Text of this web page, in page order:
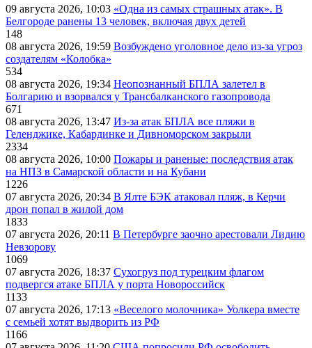
09 августа 2026, 10:03 «Одна из самых страшных атак». В
Белгороде ранены 13 человек, включая двух детей
148
08 августа 2026, 19:59 Возбуждено уголовное дело из-за угроз
создателям «Колобка»
534
08 августа 2026, 19:34 Неопознанный БПЛА залетел в
Болгарию и взорвался у Трансбалканского газопровода
671
08 августа 2026, 13:47 Из-за атак БПЛА все пляжи в
Геленджике, Кабардинке и Дивноморском закрыли
2334
08 августа 2026, 10:00 Пожары и раненые: последствия атак
на НПЗ в Самарской области и на Кубани
1226
07 августа 2026, 20:34 В Ялте БЭК атаковал пляж, в Керчи
дрон попал в жилой дом
1833
07 августа 2026, 20:11 В Петербурге заочно арестовали Лидию
Невзорову
1069
07 августа 2026, 18:37 Сухогруз под турецким флагом
подвергся атаке БПЛА у порта Новороссийск
1133
07 августа 2026, 17:13 «Веселого молочника» Уолкера вместе
с семьей хотят выдворить из РФ
1166